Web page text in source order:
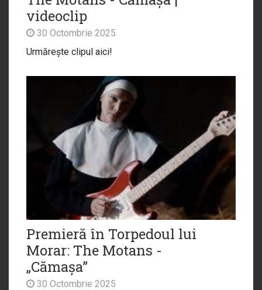
videoclip
30 Octombrie 2025
Urmărește clipul aici!
Premieră în Torpedoul lui
Morar: The Motans -
„Cămașa”
30 Octombrie 2025